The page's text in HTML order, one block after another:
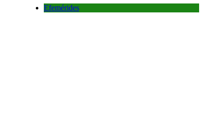
Efemérides